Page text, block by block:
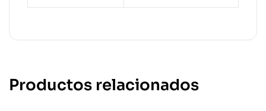
Productos relacionados